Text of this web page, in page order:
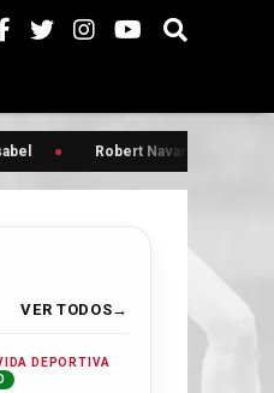
Robert Navarro
VER TODOS
DEPORTIVA